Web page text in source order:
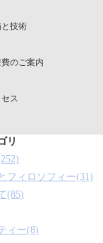
技術
のご案内
ス
リ
フィロソフィー(31)
(85)
ィー(8)